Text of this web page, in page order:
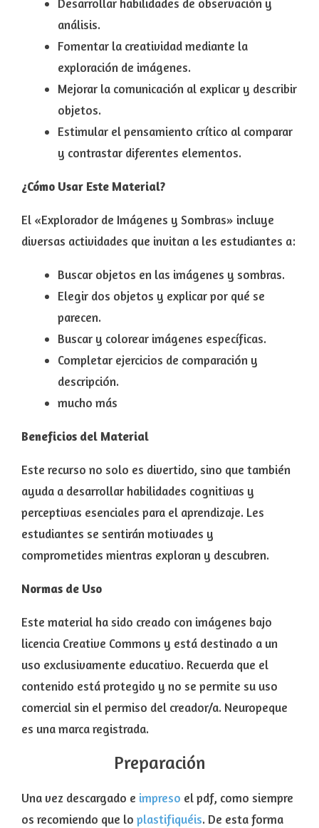
Desarrollar habilidades de observación y
análisis.
Fomentar la creatividad mediante la
exploración de imágenes.
Mejorar la comunicación al explicar y describir
objetos.
Estimular el pensamiento crítico al comparar
y contrastar diferentes elementos.
¿Cómo Usar Este Material?
El «Explorador de Imágenes y Sombras» incluye
diversas actividades que invitan a les estudiantes a:
Buscar objetos en las imágenes y sombras.
Elegir dos objetos y explicar por qué se
parecen.
Buscar y colorear imágenes específicas.
Completar ejercicios de comparación y
descripción.
mucho más
Beneficios del Material
Este recurso no solo es divertido, sino que también
ayuda a desarrollar habilidades cognitivas y
perceptivas esenciales para el aprendizaje. Les
estudiantes se sentirán motivades y
comprometides mientras exploran y descubren.
Normas de Uso
Este material ha sido creado con imágenes bajo
licencia Creative Commons y está destinado a un
uso exclusivamente educativo. Recuerda que el
contenido está protegido y no se permite su uso
comercial sin el permiso del creador/a. Neuropeque
es una marca registrada.
Preparación
Una vez descargado e impreso el pdf, como siempre
os recomiendo que lo plastifiquéis. De esta forma